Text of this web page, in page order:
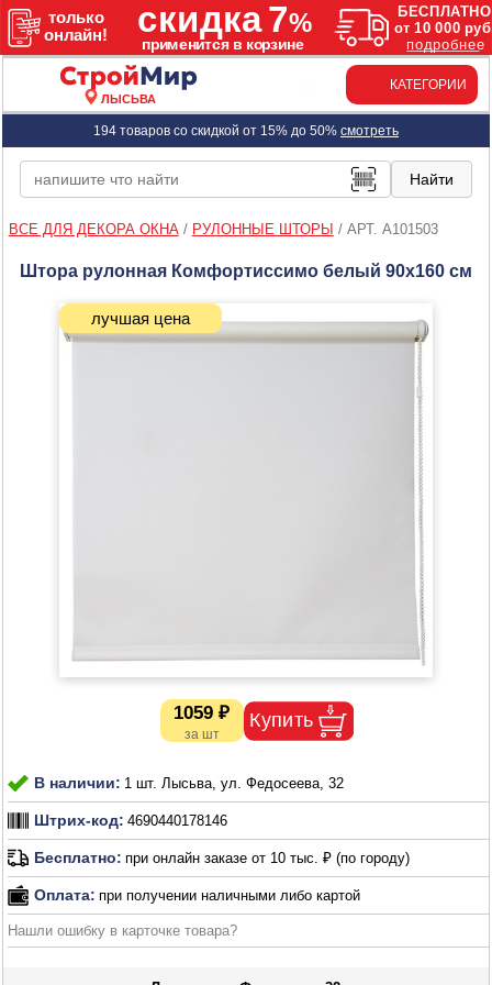
ЛЫСЬВА
КАТЕГОРИИ
194 товаров со скидкой от 15% до 50% смотреть
ВСЕ ДЛЯ ДЕКОРА ОКНА/ РУЛОННЫЕ ШТОРЫ / АРТ. A101503
Штора рулонная Комфортиссимо белый 90х160 см
1059 ₽
В наличии: 1 шт. Лысьва, ул. Федосеева, 32
Штрих-код: 4690440178146
Бесплатно: при онлайн заказе от 10 тыс. ₽ (по городу)
Оплата: при получении наличными либо картой
Нашли ошибку в карточке товара?